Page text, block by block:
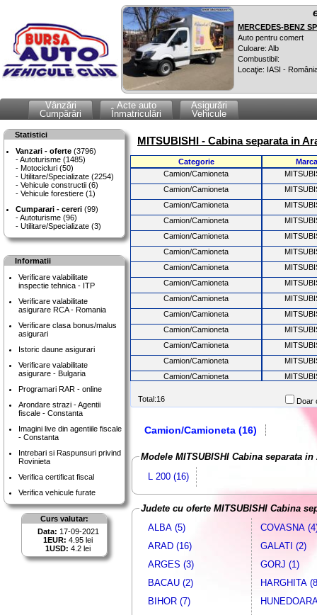
MERCEDES-BENZ
Auto pentru comert
Culoare: Alb
Combustibil:
Locaţie: IASI -
Vânzări
Cumpărări
Acte auto
Înmatriculări
Asigurări
Vehicule
Statistici
Vanzari - oferte (3796)
Autoturisme (1485)
Motocicluri (50)
Utilitare/Specializate (2254)
Vehicule constructii (6)
Vehicule forestiere (1)
Cumparari - cereri (99)
Autoturisme (96)
Utilitare/Specializate (3)
Informatii
Verificare valabilitate
inspectie tehnica - ITP
Verificare valabilitate
asigurare RCA - Romania
Verificare clasa bonus/malus
asigurari
Istoric daune asigurari
Verificare valabilitate
asigurare - Bulgaria
Programari RAR - online
Arondare strazi - Agentii
fiscale - Constanta
Imagini live din agentiile fiscale
- Constanta
Intrebari si Raspunsuri privind
Rovinieta
Verifica certificat fiscal
Verifica vehicule furate
Curs valutar:
Data: 17-09-2021
1EUR: 4.95 lei
1USD: 4.2 lei
MITSUBISHI - Cabina separata in
Categorie
Marca
Camion/Camioneta
Camion/Camioneta
Camion/Camioneta
Camion/Camioneta
Camion/Camioneta
Camion/Camioneta
Camion/Camioneta
Camion/Camioneta
Camion/Camioneta
Camion/Camioneta
Camion/Camioneta
Camion/Camioneta
Camion/Camioneta
Camion/Camioneta
Camion/Camioneta
Total:16 Doar
Camion/Camioneta (16)
Modele MITSUBISHI Cabina separata in
L 200 (16)
Judete cu oferte MITSUBISHI Cabina
ALBA (5)
ARAD (16)
ARGES (3)
BACAU (2)
BIHOR (7)
COVASNA
GALATI (2)
GORJ (1)
HARGHITA